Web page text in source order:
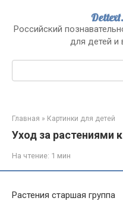
контенту
Российский
для детей и
Поиск:
Главная » Картинки для детей
Уход за растениями
На чтение: 1 мин
Растения старшая группа